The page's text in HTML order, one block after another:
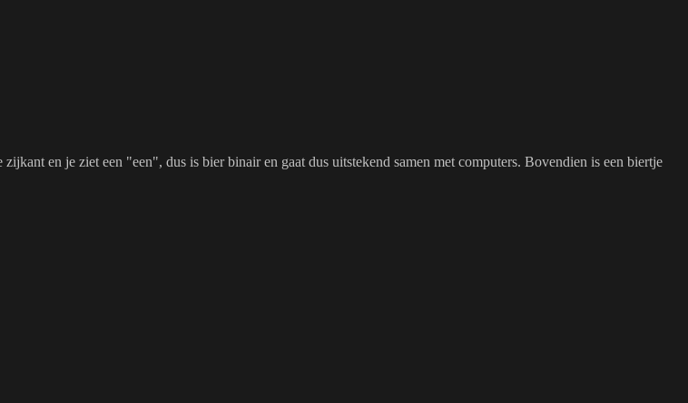
en je ziet een "een", dus is bier binair en gaat dus uitstekend samen met computers. Bovendien is een biertje